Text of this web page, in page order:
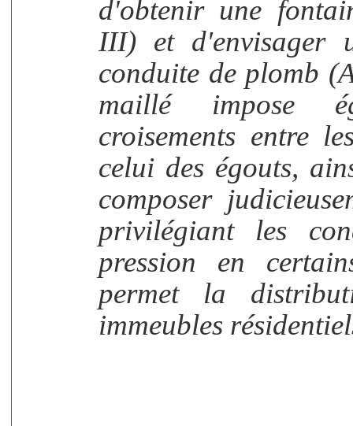
d'obtenir une
III) et d'envisager
conduite de plomb
maillé impose
croisements entre
celui des égouts,
composer
privilégiant les
pression en
permet la
immeubles